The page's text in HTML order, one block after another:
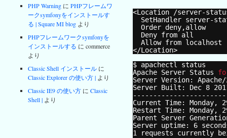
<Location /server-
SetHandler server-
Order deny,allow
Deny from all
Allow from localhost
</Location>
$ apachectl status
Apache Server Status
Server Version: Apache/
Server Built: Dec 8
Current Time: Monday,
Restart Time: Monday,
Parent Server
Server uptime: 6
1 requests currently
PHP Warning にPHPフレームワ
ークsymfonyをインストールす
る | Square MI blog より
PHPフレームワークsymfonyを
インストールする に commerce
より
Classic Shell インストール に
Classic Explorer の使い方 | より
Classic IE9 の使い方 にClassic
Shell | より